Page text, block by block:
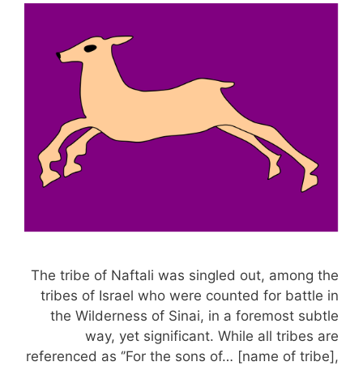
The tribe of Naftali was singled out, among the
tribes of Israel who were counted for battle in
the Wilderness of Sinai, in a foremost subtle
way, yet significant. While all tribes are
referenced as ‘’For the sons of… [name of tribe],